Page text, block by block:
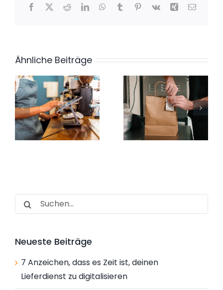
Facebook RedditLinkedInWhatsApp
Tumblr Pinterest
Vk Xing E-
Ähnliche Beiträge
5 Kennzahlen,
die jedes
Restaurant
mit Online-
Bestellungen
Hitzewelle –
so kommst
du nicht ins
Schwitzen
Suche
nach:
Neueste Beiträge
7 Anzeichen, dass es Zeit ist, deinen
Lieferdienst zu digitalisieren